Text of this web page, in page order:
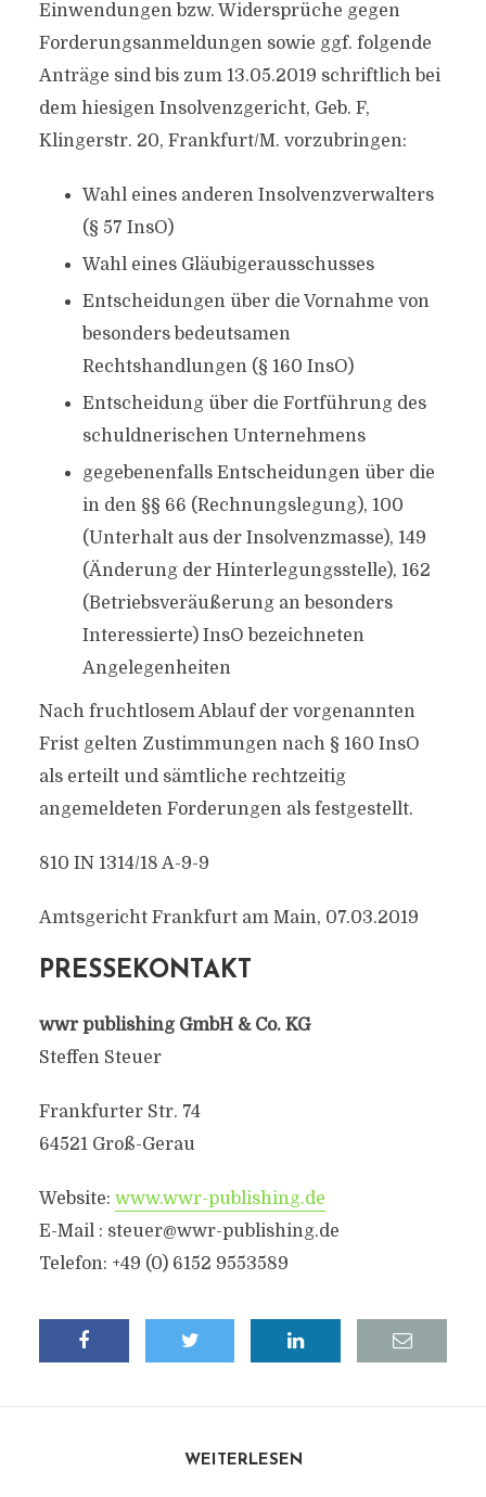
Einwendungen bzw. Widersprüche gegen
Forderungsanmeldungen sowie ggf. folgende
Anträge sind bis zum 13.05.2019 schriftlich bei
dem hiesigen Insolvenzgericht, Geb. F,
Klingerstr. 20, Frankfurt/M. vorzubringen:
Wahl eines anderen Insolvenzverwalters
(§ 57 InsO)
Wahl eines Gläubigerausschusses
Entscheidungen über die Vornahme von
besonders bedeutsamen
Rechtshandlungen (§ 160 InsO)
Entscheidung über die Fortführung des
schuldnerischen Unternehmens
gegebenenfalls Entscheidungen über die
in den §§ 66 (Rechnungslegung), 100
(Unterhalt aus der Insolvenzmasse), 149
(Änderung der Hinterlegungsstelle), 162
(Betriebsveräußerung an besonders
Interessierte) InsO bezeichneten
Angelegenheiten
Nach fruchtlosem Ablauf der vorgenannten
Frist gelten Zustimmungen nach § 160 InsO
als erteilt und sämtliche rechtzeitig
angemeldeten Forderungen als festgestellt.
810 IN 1314/18 A-9-9
Amtsgericht Frankfurt am Main, 07.03.2019
PRESSEKONTAKT
wwr publishing GmbH & Co. KG
Steffen Steuer
Frankfurter Str. 74
64521 Groß-Gerau
Website: www.wwr-publishing.de
E-Mail : steuer@wwr-publishing.de
Telefon: +49 (0) 6152 9553589
WEITERLESEN